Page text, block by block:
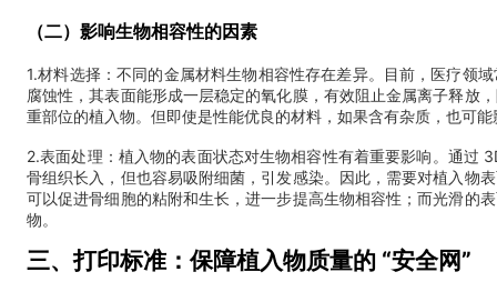
（二）影响生物相容性的因素
1.材料选择：不同的金属材料生物相容性存在差异。目前，医疗领
腐蚀性，其表面能形成一层稳定的氧化膜，有效阻止金属离子释放
重部位的植入物。但即使是性能优良的材料，如果含有杂质，也可
2.表面处理：植入物的表面状态对生物相容性有着重要影响。通过
骨组织长入，但也容易吸附细菌，引发感染。因此，需要对植入物
可以促进骨细胞的粘附和生长，进一步提高生物相容性；而光滑的
物。
三、打印标准：保障植入物质量的 “安全网”